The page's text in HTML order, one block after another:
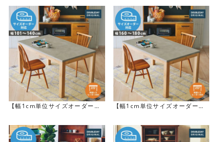
います。クールな質感と表情はダイニングルームの表情を
一変させてくれること間違いなしです。
ルタル調天板テーブル（布団レ
スヒーターなし）
タル調天板テーブル（布団レス
ヒーターなし）
【幅1cm単位サイズオーダー】
タル調天板テーブル（布団レス
ヒーターあり）
【幅1cm単位サイズオーダー】
タル調天板テーブル（布団レス
ヒーターあり）